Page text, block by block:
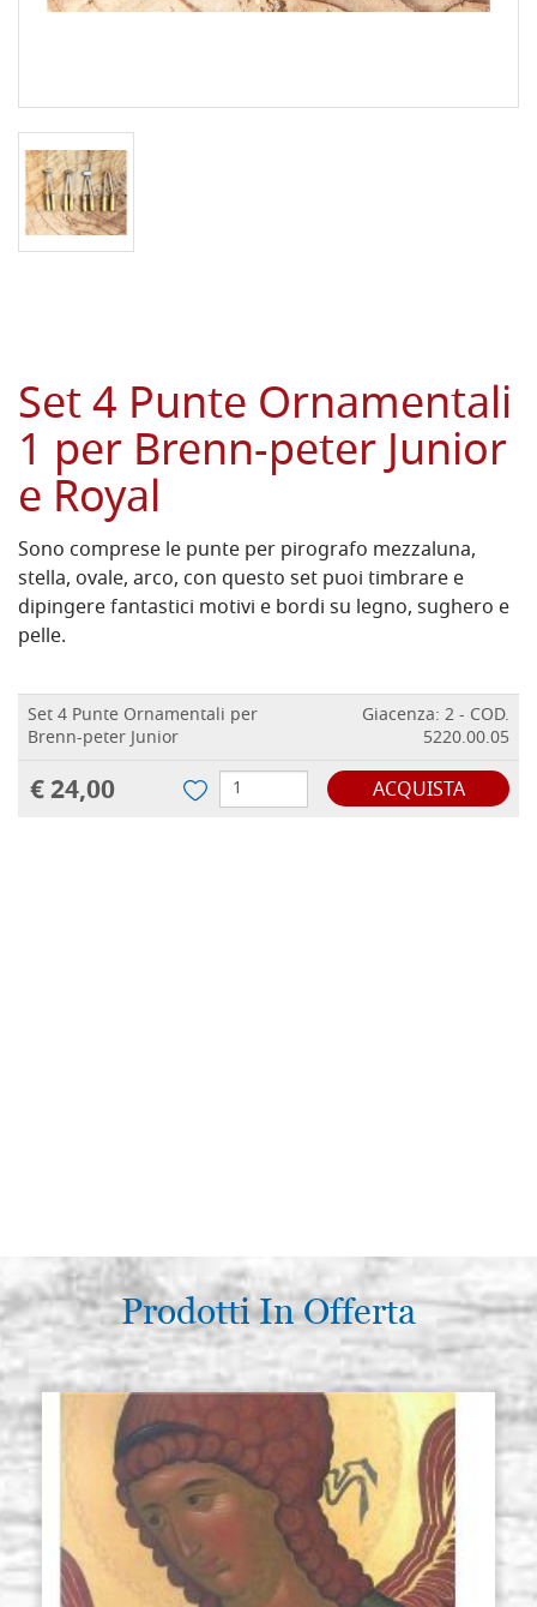
Set 4 Punte Ornamentali
1 per Brenn-peter Junior
e Royal
Sono comprese le punte per pirografo mezzaluna,
stella, ovale, arco, con questo set puoi timbrare e
dipingere fantastici motivi e bordi su legno, sughero e
pelle.
Set 4 Punte Ornamentali per
Brenn-peter Junior
Giacenza: 2 - COD.
5220.00.05
€ 24,00 ACQUISTA
Prodotti In Offerta